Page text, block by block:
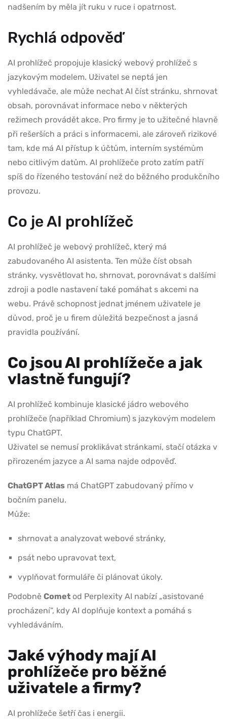
nadšením by měla jít ruku v ruce i opatrnost.
Rychlá odpověď
AI prohlížeč propojuje klasický webový prohlížeč s
jazykovým modelem. Uživatel se neptá jen
vyhledávače, ale může nechat AI číst stránku, shrnovat
obsah, porovnávat informace nebo v některých
režimech provádět akce. Pro firmy je to užitečné hlavně
při rešerších a práci s informacemi, ale zároveň rizikové
tam, kde má AI přístup k účtům, interním systémům
nebo citlivým datům. AI prohlížeče proto zatím patří
spíš do řízeného testování než do běžného produkčního
provozu.
Co je AI prohlížeč
AI prohlížeč je webový prohlížeč, který má
zabudovaného AI asistenta. Ten může číst obsah
stránky, vysvětlovat ho, shrnovat, porovnávat s dalšími
zdroji a podle nastavení také pomáhat s akcemi na
webu. Právě schopnost jednat jménem uživatele je
důvod, proč je u firem důležitá bezpečnost a jasná
pravidla používání.
Co jsou AI prohlížeče a jak
vlastně fungují?
AI prohlížeč kombinuje klasické jádro webového
prohlížeče (například Chromium) s jazykovým modelem
typu ChatGPT.
Uživatel se nemusí proklikávat stránkami, stačí otázka v
přirozeném jazyce a AI sama najde odpověď.
ChatGPT Atlas má ChatGPT zabudovaný přímo v
bočním panelu.
Může:
shrnovat a analyzovat webové stránky,
psát nebo upravovat text,
vyplňovat formuláře či plánovat úkoly.
Podobně Comet od Perplexity AI nabízí „asistované
procházení“, kdy AI doplňuje kontext a pomáhá s
vyhledáváním.
Jaké výhody mají AI
prohlížeče pro běžné
uživatele a firmy?
AI prohlížeče šetří čas i energii.